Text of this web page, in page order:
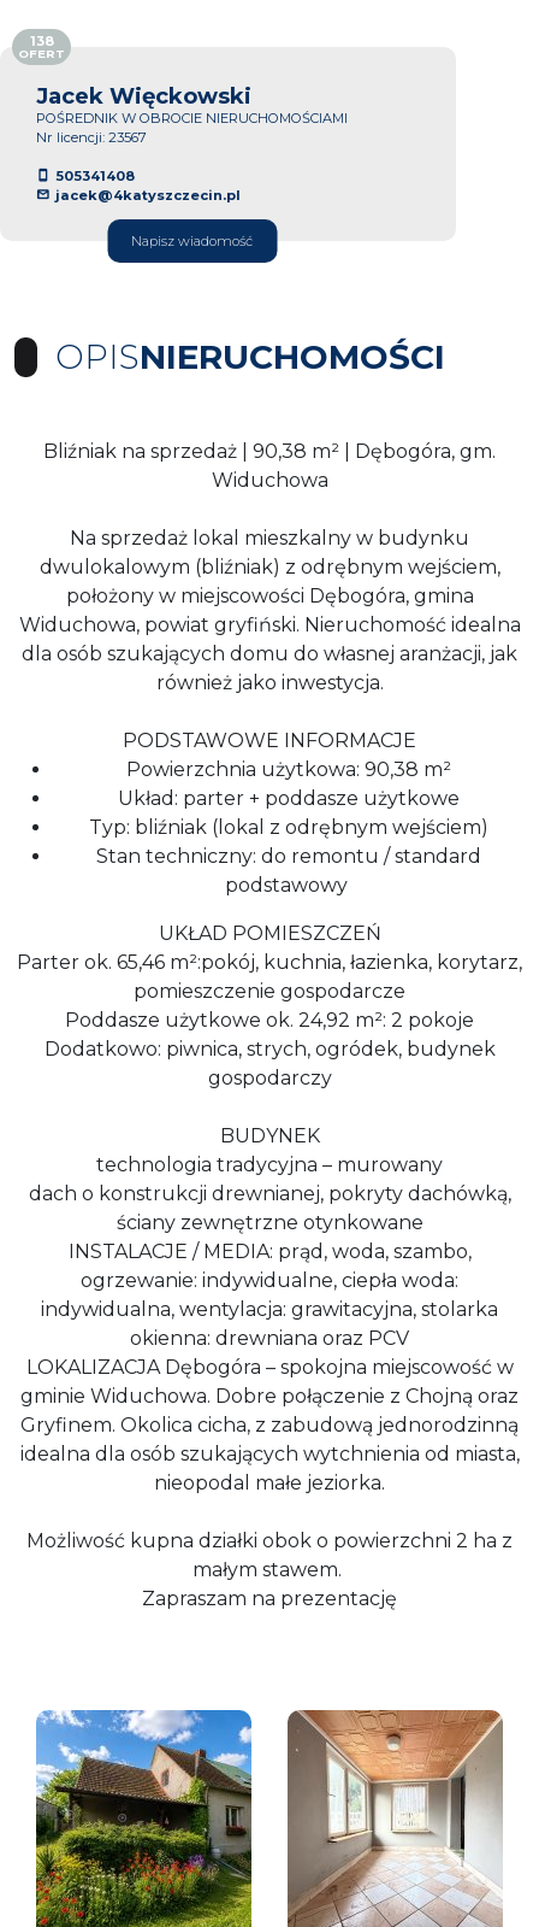
Jacek Więckowski
POŚREDNIK W OBROCIE NIERUCHOMOŚCIAMI
Nr licencji: 23567
505341408
jacek@4katyszczecin.pl
Napisz wiadomość
138
OFERT
OPISNIERUCHOMOŚCI
Bliźniak na sprzedaż | 90,38 m² | Dębogóra, gm.
Widuchowa
Na sprzedaż lokal mieszkalny w budynku
dwulokalowym (bliźniak) z odrębnym wejściem,
położony w miejscowości Dębogóra, gmina
Widuchowa, powiat gryfiński. Nieruchomość idealna
dla osób szukających domu do własnej aranżacji, jak
również jako inwestycja.
PODSTAWOWE INFORMACJE
Powierzchnia użytkowa: 90,38 m²
Układ: parter + poddasze użytkowe
Typ: bliźniak (lokal z odrębnym wejściem)
Stan techniczny: do remontu / standard
podstawowy
UKŁAD POMIESZCZEŃ
Parter ok. 65,46 m²:pokój, kuchnia, łazienka, korytarz,
pomieszczenie gospodarcze
Poddasze użytkowe ok. 24,92 m²: 2 pokoje
Dodatkowo: piwnica, strych, ogródek, budynek
gospodarczy
BUDYNEK
technologia tradycyjna – murowany
dach o konstrukcji drewnianej, pokryty dachówką,
ściany zewnętrzne otynkowane
INSTALACJE / MEDIA: prąd, woda, szambo,
ogrzewanie: indywidualne, ciepła woda:
indywidualna, wentylacja: grawitacyjna, stolarka
okienna: drewniana oraz PCV
LOKALIZACJA Dębogóra – spokojna miejscowość w
gminie Widuchowa. Dobre połączenie z Chojną oraz
Gryfinem. Okolica cicha, z zabudową jednorodzinną
idealna dla osób szukających wytchnienia od miasta,
nieopodal małe jeziorka.
Możliwość kupna działki obok o powierzchni 2 ha z
małym stawem.
Zapraszam na prezentację